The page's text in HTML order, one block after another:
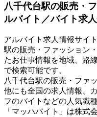
八千代台駅の販売・
ルバイト／バイト求
アルバイト求人情報サイ
駅の販売・ファッション
たお仕事情報を地域、路
で検索可能です。
八千代台駅の販売・ファ
他にも全国の求人情報、
フのバイトなどの人気職
「マッハバイト」は株式